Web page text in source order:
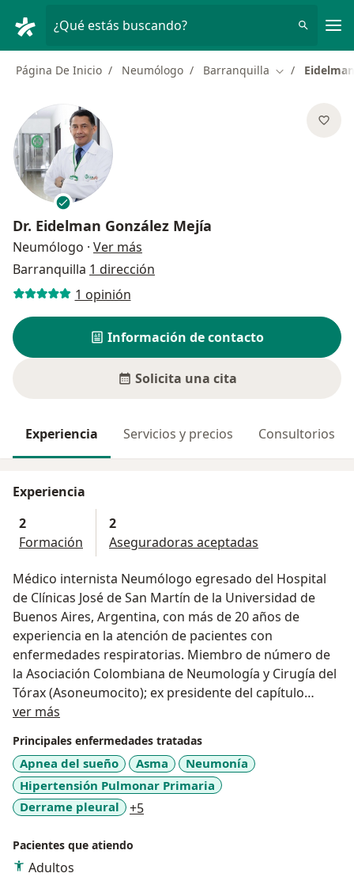
¿Qué estás buscando?
Página De Inicio Neumólogo Barranquilla Cambiar de
Dr. Eidelman González Mejía
Neumólogo · Ver más
Barranquilla 1 dirección
1 opinión
Información de contacto
Solicita una cita
Experiencia Servicios y precios Consultorios
Experiencia
2
Formación
2
Aseguradoras aceptadas
Médico internista Neumólogo egresado del Hospital
de Clínicas José de San Martín de la Universidad de
Buenos Aires, Argentina, con más de 20 años de
experiencia en la atención de pacientes con
enfermedades respiratorias. Miembro de número de
la Asociación Colombiana de Neumología y Cirugía del
Tórax (Asoneumocito); ex presidente del capítulo
caribe de la Asoneumocito; docente de la facultad de
Barranquilla. Director general del Centro de Atención
Pulmonar CAP
ver más
Principales enfermedades tratadas
Apnea del sueño Asma
Neumonía
Hipertensión Pulmonar Primaria
Derrame pleural
+5a11y_sr_more_diseases
Pacientes que atiendo
Adultos